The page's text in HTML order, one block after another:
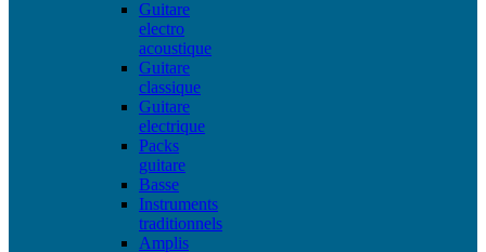
Guitare
electro
acoustique
Guitare
classique
Guitare
electrique
Packs
guitare
Basse
Instruments
traditionnels
Amplis